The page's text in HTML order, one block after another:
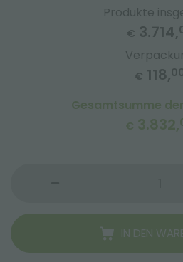
Produkte
€ 3.714,
€ 118,
Gesamtsumme
€ 3.832,
IN DEN